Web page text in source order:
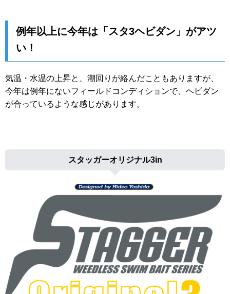
例年以上に今年は「スタ3ヘビダン」がアツ
い！
気温・水温の上昇と、潮回りが絡んだこともありますが、
今年は例年にないフィールドコンディションで、ヘビダン
が合っているような感じがあります。
スタッガーオリジナル3in